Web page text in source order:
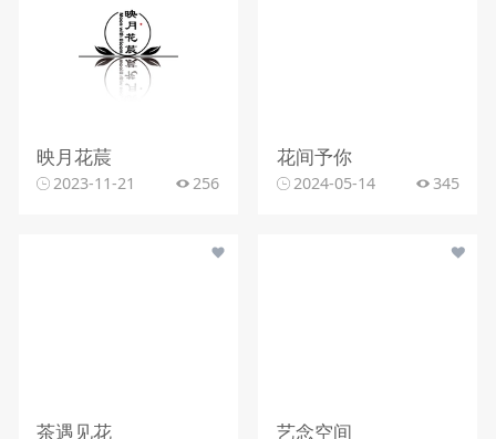
映月花莀
2023-11-21 256
花间予你
2024-05-14 345
茶遇见花 艺念空间